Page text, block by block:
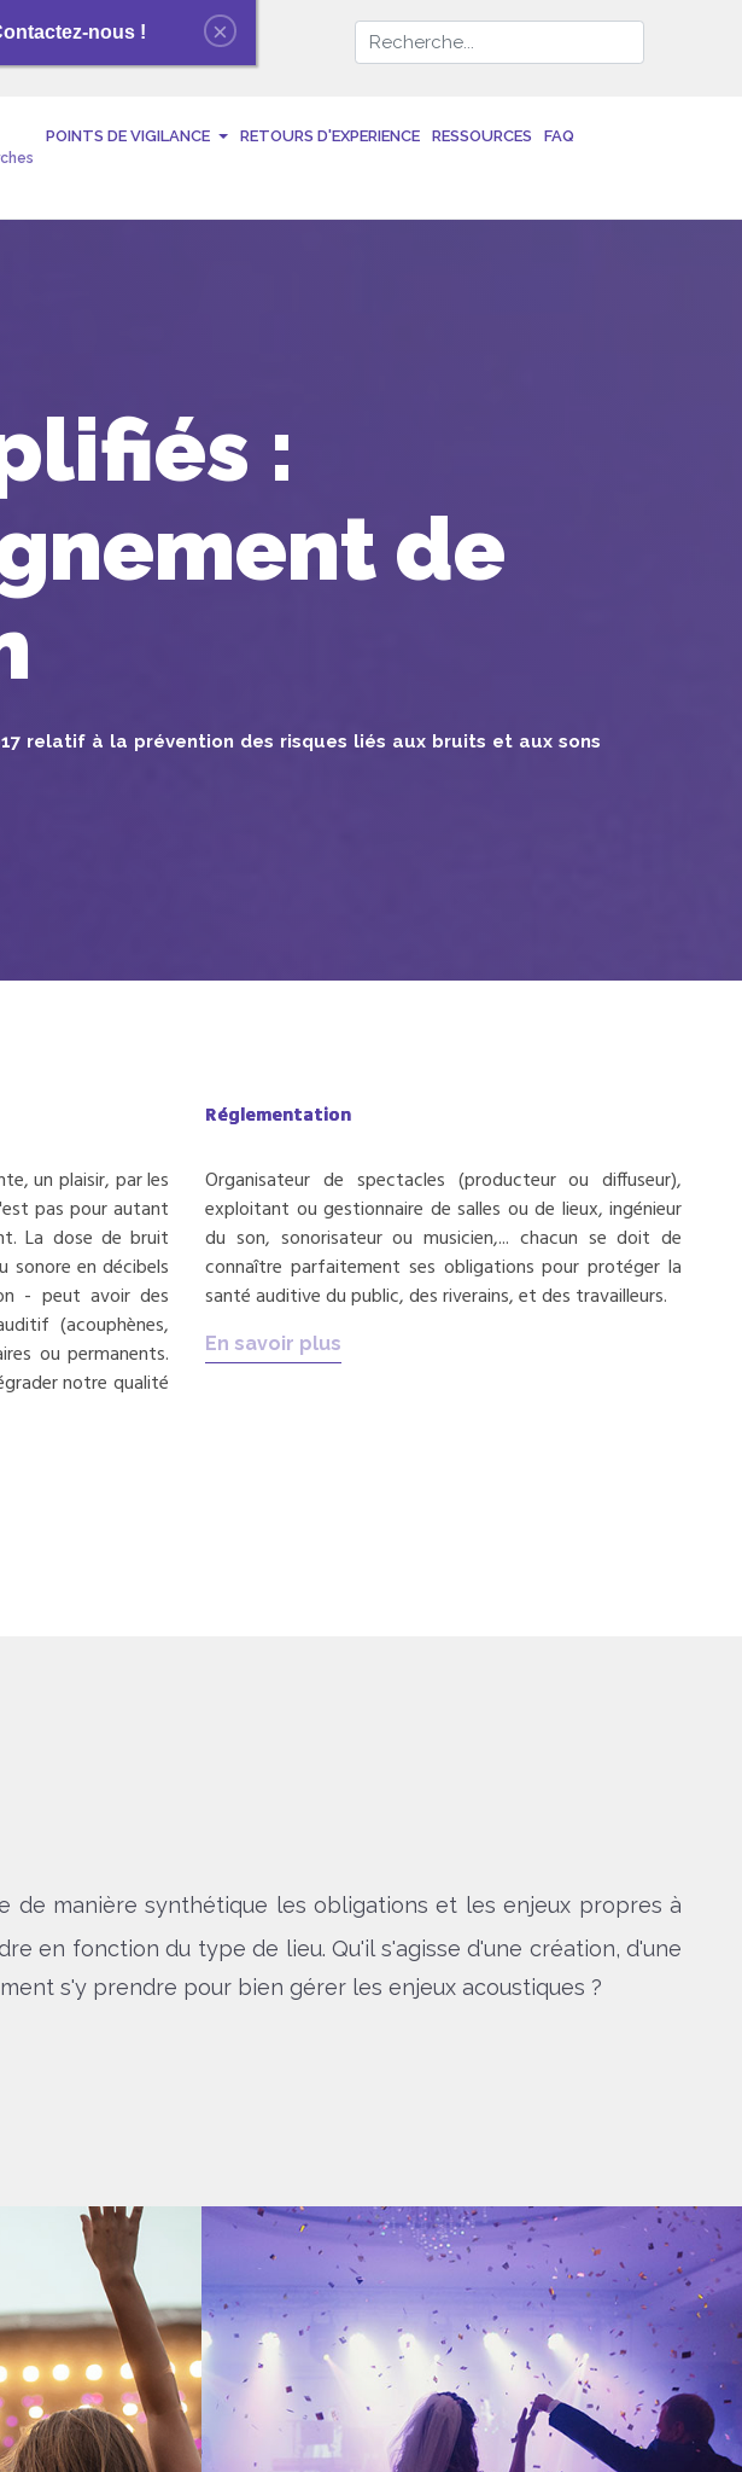
POINTS DE VIGILANCE RETOURS D'EXPERIENCE RESSOURCES FAQ
:
de
relatif à la prévention des risques liés aux bruits et aux sons
un plaisir, par les
pas pour autant
La dose de bruit
sonore en décibels
- peut avoir des
(acouphènes,
ou permanents.
notre qualité
Réglementation
Organisateur de spectacles (producteur ou diffuseur),
exploitant ou gestionnaire de salles ou de lieux, ingénieur
du son, sonorisateur ou musicien,... chacun se doit de
connaître parfaitement ses obligations pour protéger la
santé auditive du public, des riverains, et des travailleurs.
En savoir plus
de manière synthétique les obligations et les enjeux propres à
en fonction du type de lieu. Qu'il s'agisse d'une création, d'une
s'y prendre pour bien gérer les enjeux acoustiques ?
×
nous !